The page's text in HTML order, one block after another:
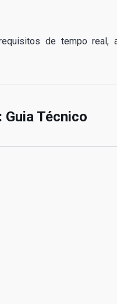
de tempo real,
Guia Técnico